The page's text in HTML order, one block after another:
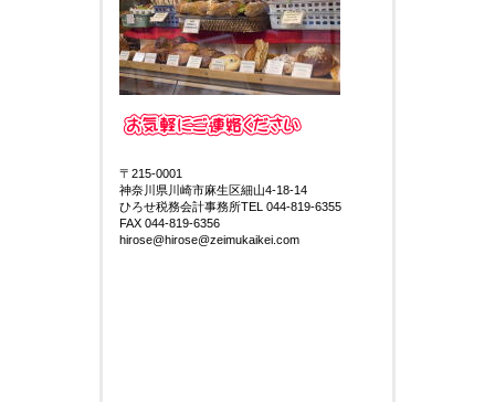
〒215-0001
神奈川県川崎市麻生区細山4-18-14
ひろせ税務会計事務所TEL 044-819-6355
FAX 044-819-6356
hirose@hirose@zeimukaikei.com